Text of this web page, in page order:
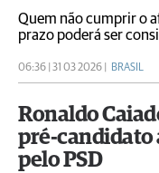
Quem não cumprir o
prazo poderá ser
06:36 | 31 03 2026 | BRASIL
Ronaldo
pré-candidato
pelo PSD